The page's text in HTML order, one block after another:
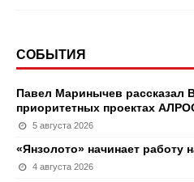
СОБЫТИЯ
Павел Маринычев рассказал
приоритетных проектах
5 августа 2026
«Янзолото» начинает работу
4 августа 2026